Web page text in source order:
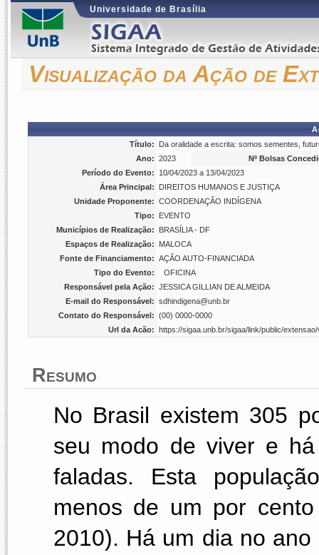
Universidade de Brasília
Visualização da Ação de
Título:
Da oralidade a escrita: somos sementes,
Ano: 2023
Nº Bolsas
Período do Evento:
10/04/2023 a 13/04/2023
Área Principal:
DIREITOS HUMANOS E JUSTIÇA
Unidade Proponente: COORDENAÇÃO INDÍGENA
Tipo:
EVENTO
Municípios de Realização:
BRASÍLIA - DF
Espaços de Realização:
MALOCA
Fonte de Financiamento: AÇÃO AUTO-FINANCIADA
Tipo do Evento:
OFICINA
Responsável pela Ação: JESSICA GILLIAN DE ALMEIDA
E-mail do Responsável: sdhindigena@unb.br
Contato do Responsável: (00) 0000-0000
Url da Acão: https://sigaa.unb.br/sigaa/link/public/
Resumo
No Brasil existem 305
seu modo de viver e
faladas. Esta
menos de um por
2010). Há um dia no